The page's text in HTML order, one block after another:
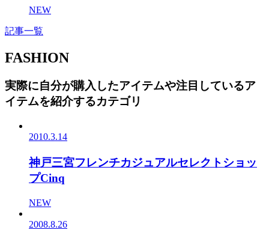
NEW
記事一覧
FASHION
実際に自分が購入したアイテムや注目しているア
イテムを紹介するカテゴリ
2010.3.14
神戸三宮フレンチカジュアルセレクトショッ
プCinq
NEW
2008.8.26